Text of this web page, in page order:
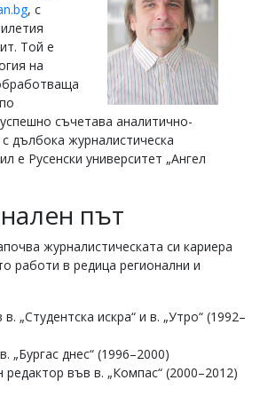
, с
Той е
на
съчетава аналитично-
дълбока журналистическа
е Русенски университет „Ангел
път
журналистическата си кариера
работи в редица регионални и
„Студентска искра“ и в. „Утро“ (1992–
„Бургас днес“ (1996–2000)
във в. „Компас“ (2000–2012)